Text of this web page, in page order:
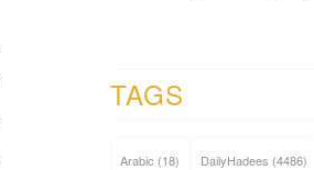
TAGS
Arabic (18) DailyHadees (4486)